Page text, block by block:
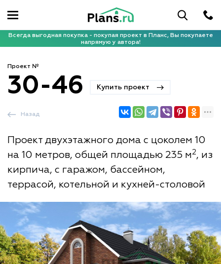
Всегда выгодная покупка - покупая проект в Планс, Вы покупаете
напрямую у автора!
Проект №
30-46 Купить проект
Проект двухэтажного дома с цоколем 10
на 10 метров, общей площадью 235 м2, из
кирпича, с гаражом, бассейном,
террасой, котельной и кухней-столовой
Назад